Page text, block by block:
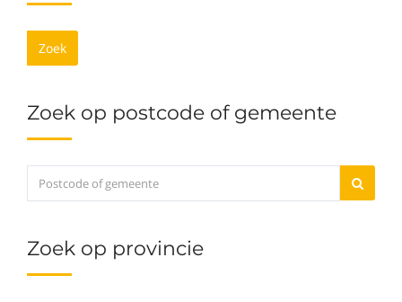
Zoek
Zoek op postcode of gemeente
Zoek op provincie